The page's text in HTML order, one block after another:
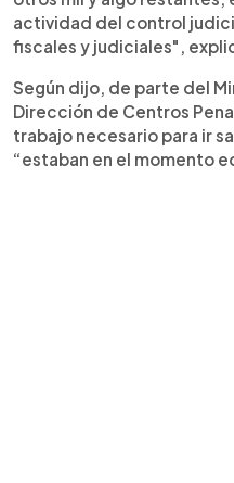
actividad del control
fiscales y judiciales",
Según dijo, de parte del
Dirección de Centros
trabajo necesario para ir
“estaban en el momento